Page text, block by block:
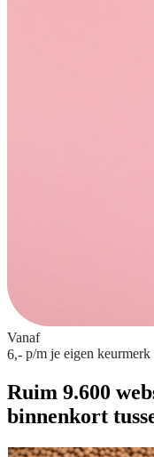
Vanaf
6,- p/m je eigen keurmerk
Ruim 9.600
binnenkort